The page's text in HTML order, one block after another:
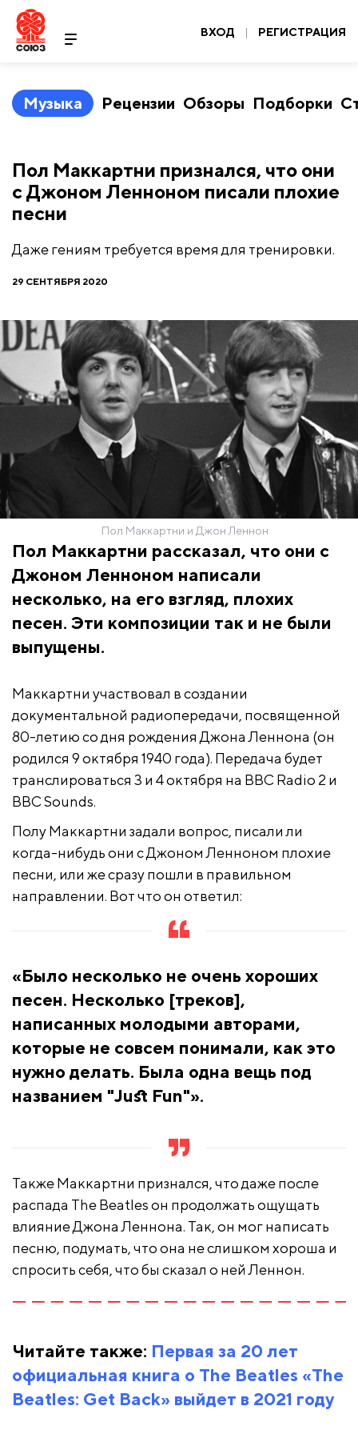
ВХОД | РЕГИСТРАЦИЯ
Музыка Рецензии Обзоры Подборки
Пол Маккартни признался, что они
с Джоном Ленноном писали плохие
песни
Даже гениям требуется время для тренировки.
29 СЕНТЯБРЯ 2020
Пол Маккартни и Джон Леннон
Пол Маккартни рассказал, что они с
Джоном Ленноном написали
несколько, на его взгляд, плохих
песен. Эти композиции так и не были
выпущены.
Маккартни участвовал в создании
документальной радиопередачи, посвященной
80-летию со дня рождения Джона Леннона (он
родился 9 октября 1940 года). Передача будет
транслироваться 3 и 4 октября на BBC Radio 2 и
BBC Sounds.
Полу Маккартни задали вопрос, писали ли
когда-нибудь они с Джоном Ленноном плохие
песни, или же сразу пошли в правильном
направлении. Вот что он ответил:
«Было несколько не очень хороших
песен. Несколько [треков],
написанных молодыми авторами,
которые не совсем понимали, как это
нужно делать. Была одна вещь под
названием "Just Fun"».
Также Маккартни признался, что даже после
распада The Beatles он продолжать ощущать
влияние Джона Леннона. Так, он мог написать
песню, подумать, что она не слишком хороша и
спросить себя, что бы сказал о ней Леннон.
Читайте также: Первая за 20 лет
официальная книга о The Beatles «The
Beatles: Get Back» выйдет в 2021 году